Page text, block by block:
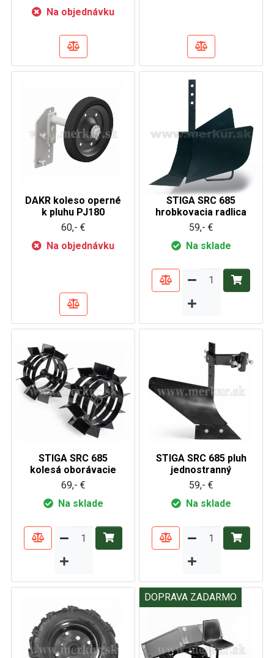
Na objednávku
DAKR koleso operné
k pluhu PJ180
60,- €
Na objednávku
STIGA SRC 685
hrobkovacia radlica
59,- €
Na sklade
STIGA SRC 685
kolesá oborávacie
69,- €
Na sklade
STIGA SRC 685 pluh
jednostranný
59,- €
Na sklade
DOPRAVA ZADARMO